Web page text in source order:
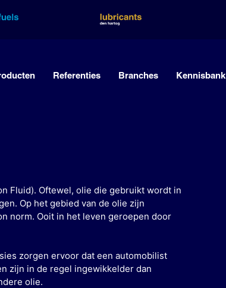
Referenties Branches Kennisbank
Fluid). Oftewel, olie die gebruikt wordt in
Op het gebied van de olie zijn
norm. Ooit in het leven geroepen door
zorgen ervoor dat een automobilist
zijn in de regel ingewikkelder dan
olie.